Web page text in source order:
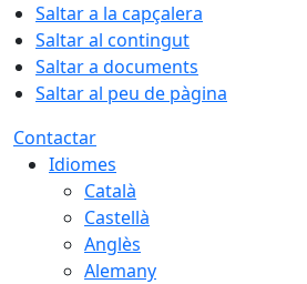
Saltar a la capçalera
Saltar al contingut
Saltar a documents
Saltar al peu de pàgina
Contactar
Idiomes
Català
Castellà
Anglès
Alemany